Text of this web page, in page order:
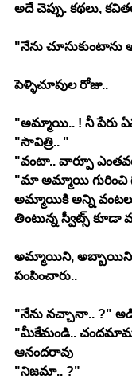
అదే చెప్పు. కథలు,
"నేను చూసుకుంటాను
పెళ్ళిచూపుల రోజు..
"అమ్మాయి.. ! నీ పేరు
"సావిత్రి.. "
"వంటా.. వార్పూ
"మా అమ్మాయి గురించి
అమ్మాయికి అన్ని
తింటున్న స్వీట్స్
అమ్మాయిని, అబ్బాయిని
పంపించారు..
"నేను నచ్చానా.. ?"
"మీకేమండి.. చందమామ
ఆనందరావు
"నిజమా.. ?"